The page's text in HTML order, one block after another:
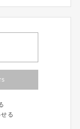
る